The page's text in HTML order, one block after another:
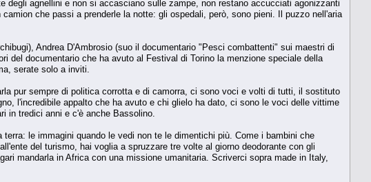
agnellini e non si accasciano sulle zampe, non restano accucciati agonizzanti
che passi a prenderle la notte: gli ospedali, però, sono pieni. Il puzzo nell'aria
Andrea D'Ambrosio (suo il documentario "Pesci combattenti" sui maestri di
del documentario che ha avuto al Festival di Torino la menzione speciale della
serate solo a inviti.
pur sempre di politica corrotta e di camorra, ci sono voci e volti di tutti, il sostituto
l'incredibile appalto che ha avuto e chi glielo ha dato, ci sono le voci delle vittime
in tredici anni e c'è anche Bassolino.
le immagini quando le vedi non te le dimentichi più. Come i bambini che
del turismo, hai voglia a spruzzare tre volte al giorno deodorante con gli
mandarla in Africa con una missione umanitaria. Scriverci sopra made in Italy,